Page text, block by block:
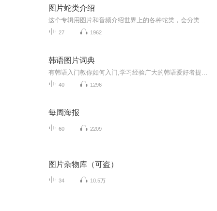
图片蛇类介绍
27 1962
韩语图片词典
40 1296
每周海报
60 2209
图片杂物库（可盗）
34 10.5万